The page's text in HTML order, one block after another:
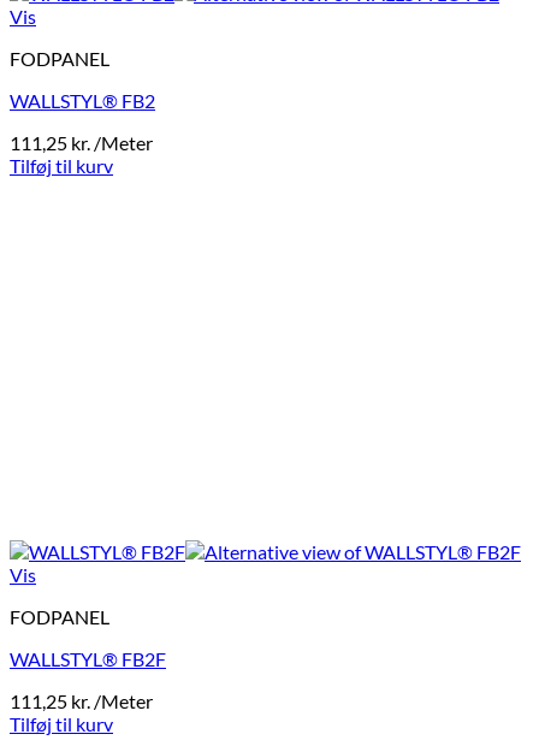
Vis
FODPANEL
WALLSTYL® FB2
111,25 kr. /Meter
Tilføj til kurv
Vis
FODPANEL
WALLSTYL® FB2F
111,25 kr. /Meter
Tilføj til kurv